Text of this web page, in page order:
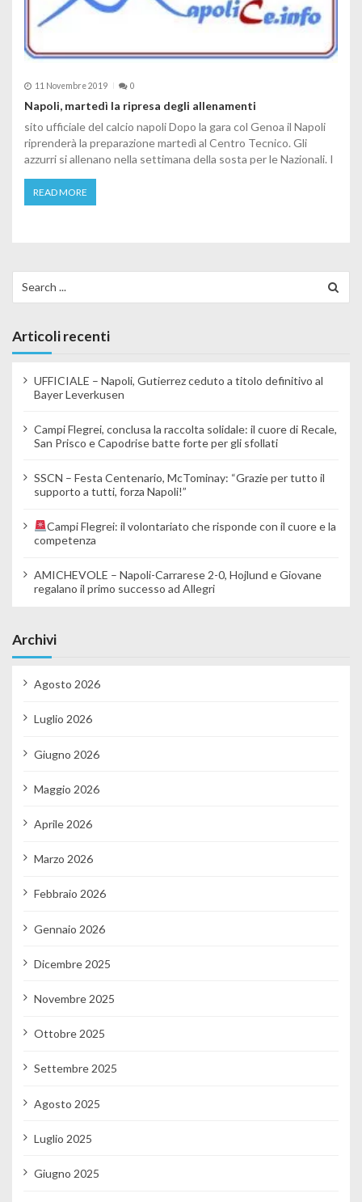
11 Novembre 2019 0
Napoli, martedì la ripresa degli allenamenti
sito ufficiale del calcio napoli Dopo la gara col Genoa il Napoli
riprenderà la preparazione martedì al Centro Tecnico. Gli
azzurri si allenano nella settimana della sosta per le Nazionali. I
READ MORE
Articoli recenti
UFFICIALE – Napoli, Gutierrez ceduto a titolo definitivo al
Bayer Leverkusen
Campi Flegrei, conclusa la raccolta solidale: il cuore di Recale,
San Prisco e Capodrise batte forte per gli sfollati
SSCN – Festa Centenario, McTominay: “Grazie per tutto il
supporto a tutti, forza Napoli!”
Campi Flegrei: il volontariato che risponde con il cuore e la
competenza
AMICHEVOLE – Napoli-Carrarese 2-0, Hojlund e Giovane
regalano il primo successo ad Allegri
Archivi
Agosto 2026
Luglio 2026
Giugno 2026
Maggio 2026
Aprile 2026
Marzo 2026
Febbraio 2026
Gennaio 2026
Dicembre 2025
Novembre 2025
Ottobre 2025
Settembre 2025
Agosto 2025
Luglio 2025
Giugno 2025